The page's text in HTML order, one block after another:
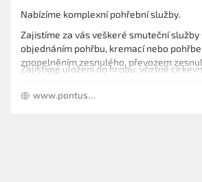
Nabízíme komplexní pohřební služby.
Zajistíme za vás veškeré smuteční služby
objednáním pohřbu, kremací nebo
zpopelněním zesnulého, převozem
mimo ČR.
Zajistíme uložení do hrobu, včetně
loučkách.
Dále zajišťujeme kamenické práce,
www.pontusjirkov.wz.cz